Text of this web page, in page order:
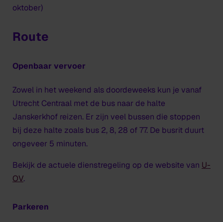
oktober)
Route
Openbaar vervoer
Zowel in het weekend als doordeweeks kun je vanaf
Utrecht Centraal met de bus naar de halte
Janskerkhof reizen. Er zijn veel bussen die stoppen
bij deze halte zoals bus 2, 8, 28 of 77. De busrit duurt
ongeveer 5 minuten.
Bekijk de actuele dienstregeling op de website van U-
OV.
Parkeren